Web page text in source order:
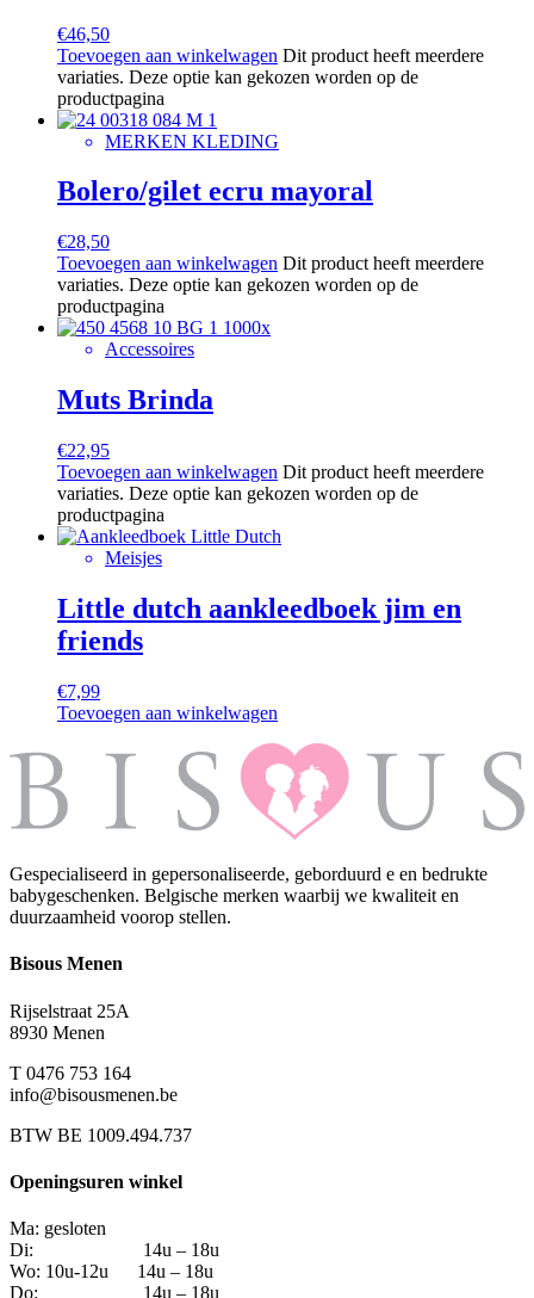
€46,50
Toevoegen aan winkelwagen Dit product heeft meerdere
variaties. Deze optie kan gekozen worden op de
productpagina
MERKEN KLEDING
Bolero/gilet ecru mayoral
€28,50
Toevoegen aan winkelwagen Dit product heeft meerdere
variaties. Deze optie kan gekozen worden op de
productpagina
Accessoires
Muts Brinda
€22,95
Toevoegen aan winkelwagen Dit product heeft meerdere
variaties. Deze optie kan gekozen worden op de
productpagina
Meisjes
Little dutch aankleedboek jim en
friends
€7,99
Toevoegen aan winkelwagen
Gespecialiseerd in gepersonaliseerde, geborduurd e en bedrukte
babygeschenken. Belgische merken waarbij we kwaliteit en
duurzaamheid voorop stellen.
Bisous Menen
Rijselstraat 25A
8930 Menen
T 0476 753 164
info@bisousmenen.be
BTW BE 1009.494.737
Openingsuren winkel
Ma: gesloten
Di: 14u – 18u
Wo: 10u-12u 14u – 18u
Do: 14u – 18u